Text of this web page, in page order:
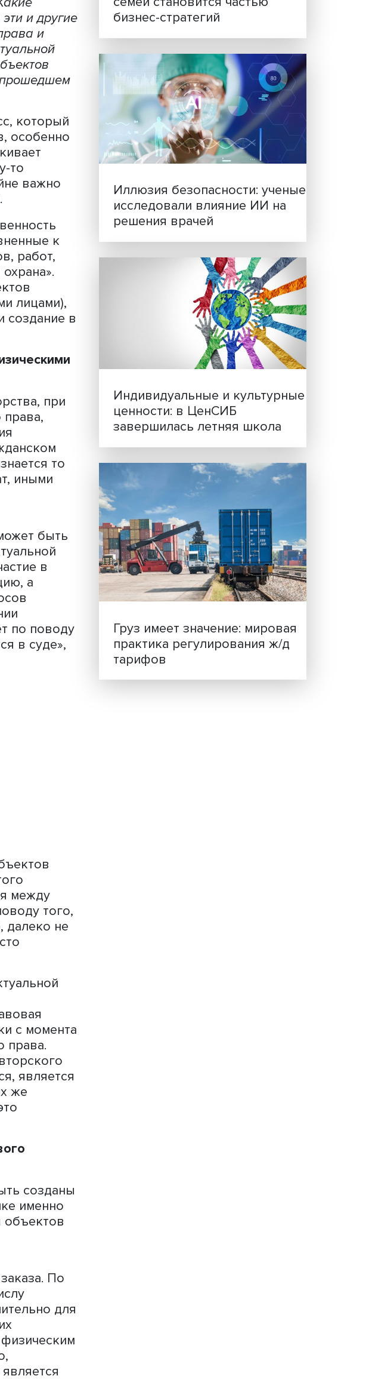
собственности?
Какие
На эти и другие
права и
объектов
прошедшем
процесс, который
особенно
кому-то
крайне важно
она.
собственность
и приравненные к
товаров, работ,
охрана».
объектов
лицами),
и создание в
физическими
авторства, при
права,
в Гражданском
признается то
иными
может быть
участие в
функцию, а
вопросов
по поводу
объектов
этого
между
по поводу того,
это часто
правовая
с момента
права.
авторского
является
В других же
Новые инвестиции:
семей становится частью
бизнес-стратегий
Иллюзия безопасности:
исследовали влияние
решения врачей
Индивидуальные и
ценности: в ЦенСИБ
завершилась летняя